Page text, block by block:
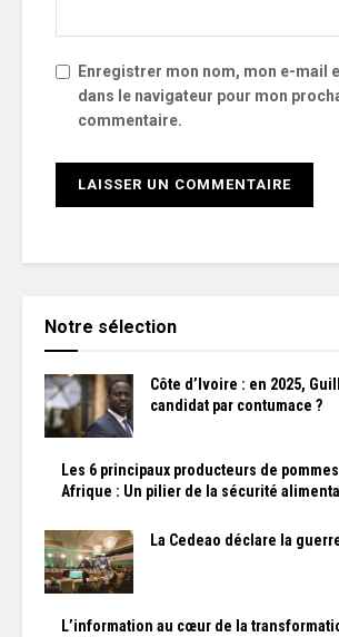
Enregistrer mon nom, mon e-mail
dans le navigateur pour mon
commentaire.
Notre sélection
Côte d’Ivoire : en 2025,
candidat par contumace ?
Les 6 principaux producteurs de
Afrique : Un pilier de la sécurité
La Cedeao déclare la
L’information au cœur de la